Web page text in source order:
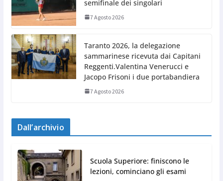
semifinale dei singolari
7 Agosto 2026
Taranto 2026, la delegazione
sammarinese ricevuta dai Capitani
Reggenti.Valentina Venerucci e
Jacopo Frisoni i due portabandiera
7 Agosto 2026
Dall’archivio
Scuola Superiore: finiscono le
lezioni, cominciano gli esami